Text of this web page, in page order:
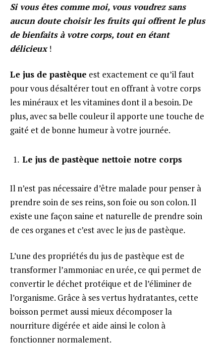
Si vous êtes comme moi, vous voudrez sans
aucun doute choisir les fruits qui offrent le plus
de bienfaits à votre corps, tout en étant
délicieux!
Le jus de pastèque est exactement ce qu’il faut
pour vous désaltérer tout en offrant à votre corps
les minéraux et les vitamines dont il a besoin. De
plus, avec sa belle couleur il apporte une touche de
gaité et de bonne humeur à votre journée.
Le jus de pastèque nettoie notre corps
Il n’est pas nécessaire d’être malade pour penser à
prendre soin de ses reins, son foie ou son colon. Il
existe une façon saine et naturelle de prendre soin
de ces organes et c’est avec le jus de pastèque.
L’une des propriétés du jus de pastèque est de
transformer l’ammoniac en urée, ce qui permet de
convertir le déchet protéique et de l’éliminer de
l’organisme. Grâce à ses vertus hydratantes, cette
boisson permet aussi mieux décomposer la
nourriture digérée et aide ainsi le colon à
fonctionner normalement.